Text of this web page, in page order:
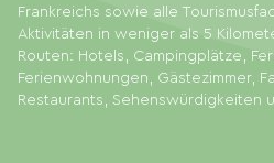
Frankreichs sowie alle
Aktivitäten in weniger als 5
Routen: Hotels, Campingplätze,
Ferienwohnungen, Gästezimmer,
Restaurants, Sehenswürdigkeiten